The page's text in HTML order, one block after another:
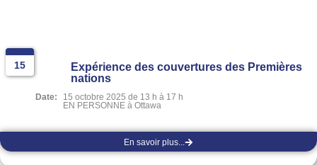
15
Expérience des couvertures des Premières
nations
Date:
15 octobre 2025 de 13 h à 17 h
EN PERSONNE à Ottawa
En savoir plus...